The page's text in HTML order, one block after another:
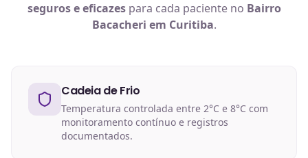
seguros e eficazespara cada paciente no Bairro
Bacacheri em Curitiba.
Cadeia de Frio
Temperatura controlada entre 2°C e 8°C com
monitoramento contínuo e registros
documentados.